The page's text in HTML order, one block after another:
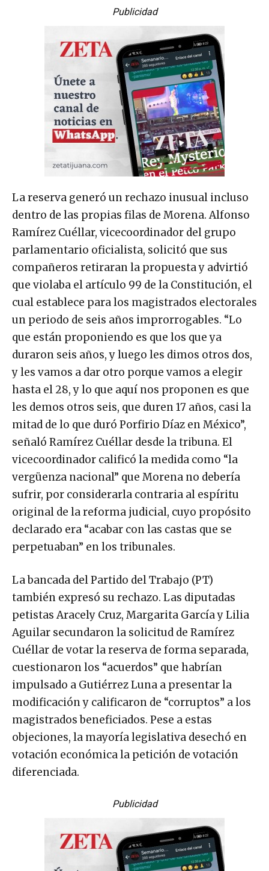
Publicidad
La reserva generó un rechazo inusual incluso
dentro de las propias filas de Morena. Alfonso
Ramírez Cuéllar, vicecoordinador del grupo
parlamentario oficialista, solicitó que sus
compañeros retiraran la propuesta y advirtió
que violaba el artículo 99 de la Constitución, el
cual establece para los magistrados electorales
un periodo de seis años improrrogables. “Lo
que están proponiendo es que los que ya
duraron seis años, y luego les dimos otros dos,
y les vamos a dar otro porque vamos a elegir
hasta el 28, y lo que aquí nos proponen es que
les demos otros seis, que duren 17 años, casi la
mitad de lo que duró Porfirio Díaz en México”,
señaló Ramírez Cuéllar desde la tribuna. El
vicecoordinador calificó la medida como “la
vergüenza nacional” que Morena no debería
sufrir, por considerarla contraria al espíritu
original de la reforma judicial, cuyo propósito
declarado era “acabar con las castas que se
perpetuaban” en los tribunales.
La bancada del Partido del Trabajo (PT)
también expresó su rechazo. Las diputadas
petistas Aracely Cruz, Margarita García y Lilia
Aguilar secundaron la solicitud de Ramírez
Cuéllar de votar la reserva de forma separada,
cuestionaron los “acuerdos” que habrían
impulsado a Gutiérrez Luna a presentar la
modificación y calificaron de “corruptos” a los
magistrados beneficiados. Pese a estas
objeciones, la mayoría legislativa desechó en
votación económica la petición de votación
diferenciada.
Publicidad